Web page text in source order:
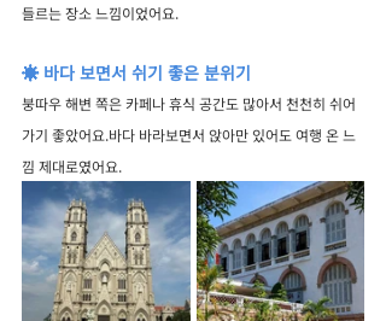
들르는 장소 느낌이었어요.
☀️ 바다 보면서 쉬기 좋은 분위기
붕따우 해변 쪽은 카페나 휴식 공간도 많아서 천천히 쉬어
가기 좋았어요.바다 바라보면서 앉아만 있어도 여행 온 느
낌 제대로였어요.